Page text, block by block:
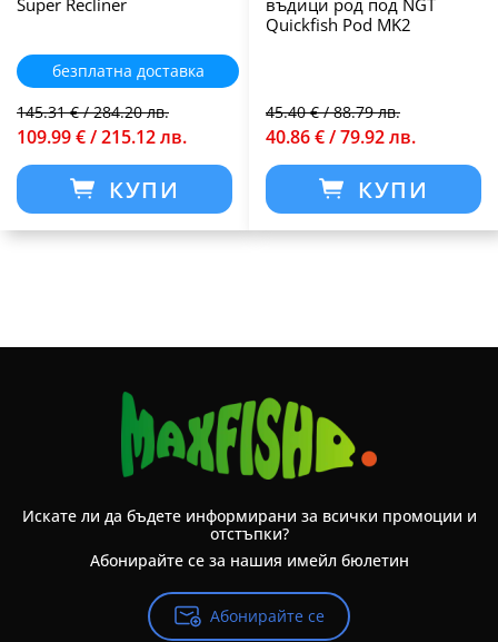
Super Recliner
безплатна доставка
145.31 € / 284.20 лв.
109.99 € / 215.12 лв.
КУПИ
въдици род под NGT
Quickfish Pod MK2
45.40 € / 88.79 лв.
40.86 € / 79.92 лв.
КУПИ
Искате ли да бъдете информирани за всички промоции и
отстъпки?
Абонирайте се за нашия имейл бюлетин
Абонирайте се